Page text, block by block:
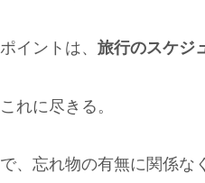
ポイントは、 旅行のスケジ
これに尽きる。
で、忘れ物の有無に関係な